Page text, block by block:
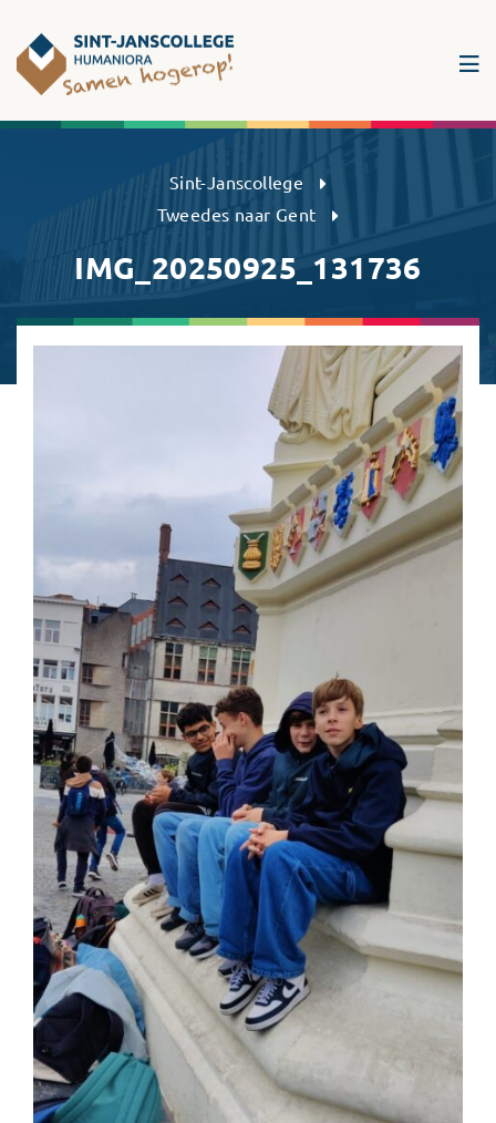
Sint-Janscollege Humaniora
Sint-Janscollege
Tweedes naar Gent
IMG_20250925_131736